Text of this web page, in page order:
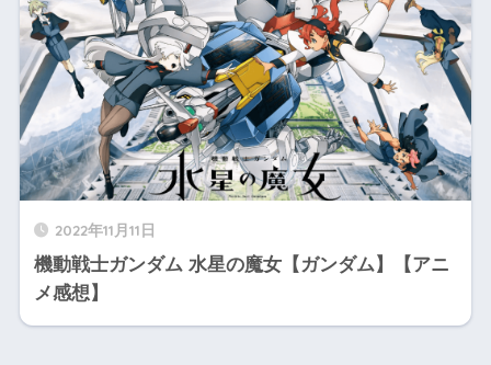
2022年11月11日
機動戦士ガンダム 水星の魔女【ガンダム】【アニ
メ感想】